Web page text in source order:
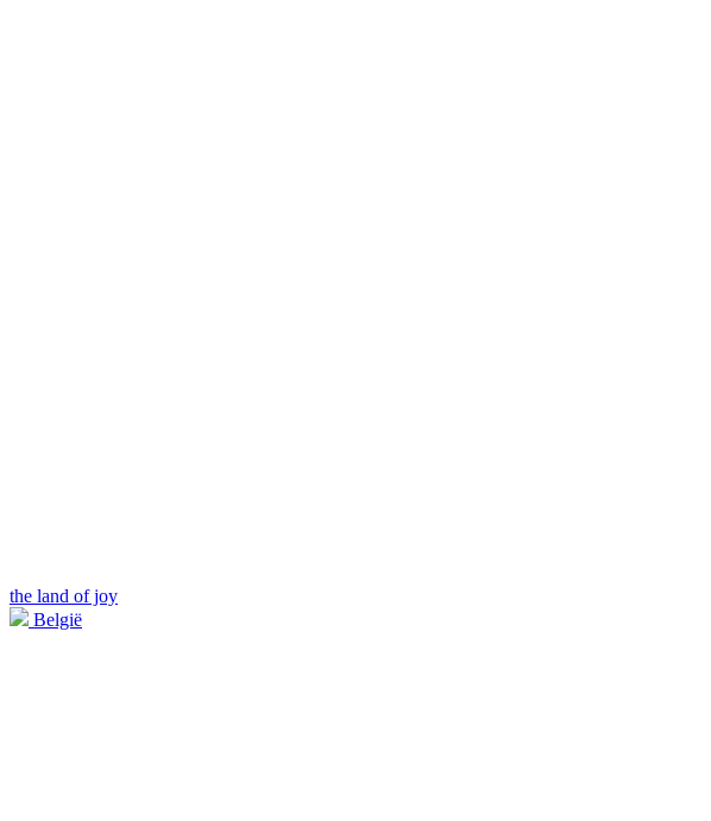
the land of joy
België